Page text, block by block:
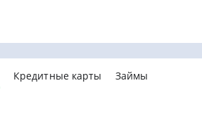
Кредитные карты Займы